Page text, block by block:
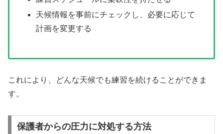
天候情報を事前にチェックし、必要に応じて
計画を変更する
これにより、どんな天候でも練習を続けることができま
す。
保護者からの圧力に対処する方法